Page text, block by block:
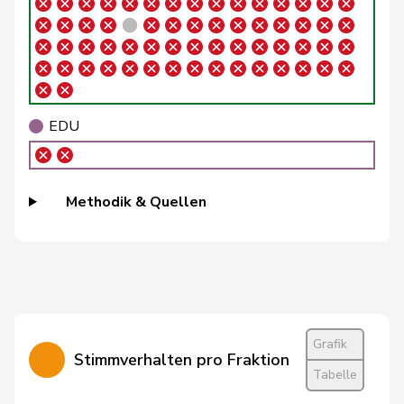
Bühler
Manfred SVP V
Bulliard-
Marbach
Christine Mitte M-E
Burgherr Thomas SVP V
AG
Bürgi
Roman SVP V
SZ
Chappuis
M-E
Christ
GL BS
EDU
Methodik & Quellen
Stimmverhalten pro Fraktion
Grafik
Tabelle